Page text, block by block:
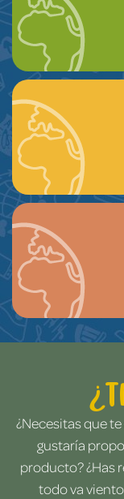
¿Necesitas que
gustaría
producto? ¿Has
todo va